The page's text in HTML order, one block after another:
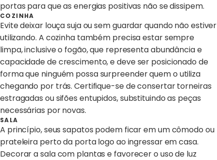
portas para que as energias positivas não se dissipem.
COZINHA
Evite deixar louça suja ou sem guardar quando não estiver
utilizando. A cozinha também precisa estar sempre
limpa, inclusive o fogão, que representa abundância e
capacidade de crescimento, e deve ser posicionado de
forma que ninguém possa surpreender quem o utiliza
chegando por trás. Certifique-se de consertar torneiras
estragadas ou sifões entupidos, substituindo as peças
necessárias por novas.
SALA
A princípio, seus sapatos podem ficar em um cômodo ou
prateleira perto da porta logo ao ingressar em casa.
Decorar a sala com plantas e favorecer o uso de luz